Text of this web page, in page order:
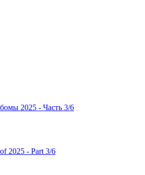
2025 - Часть 3/6
2025 - Part 3/6